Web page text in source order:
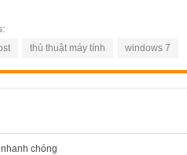
thủ thuật máy tính windows 7
chóng